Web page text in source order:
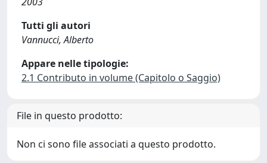
Tutti gli autori
Vannucci, Alberto
Appare nelle tipologie:
2.1 Contributo in volume (Capitolo o Saggio)
File in questo prodotto:
Non ci sono file associati a questo prodotto.